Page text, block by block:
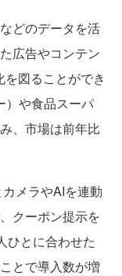
どのデータを活
広告やコンテン
図ることができ
）や食品スーパ
、市場は前年比
メラやAIを連動
クーポン提示を
ひとに合わせた
とで導入数が増